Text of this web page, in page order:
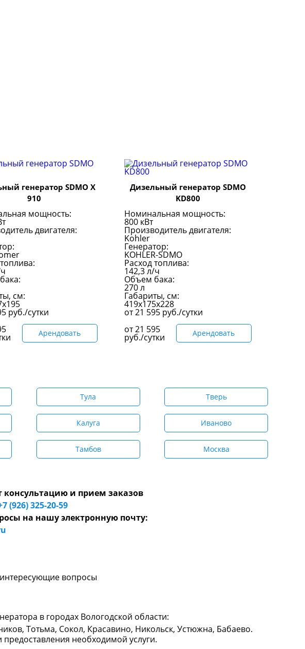
генератор SDMO X
910
мощность:
двигателя:
см:
руб./сутки
Арендовать
Дизельный генератор SDMO
KD800
Номинальная мощность:
800 кВт
Производитель двигателя:
Kohler
Генератор:
KOHLER-SDMO
Расход топлива:
142,3 л/ч
Объем бака:
270 л
Габариты, см:
419x175x228
от21 595 руб./сутки
от21 595
руб./сутки Арендовать
Тула Тверь
Калуга Иваново
Тамбов Москва
и прием заказов
(926) 325-20-59
на нашу электронную почту:
вопросы
в городах Вологодской области:
Тотьма, Сокол, Красавино, Никольск, Устюжна, Бабаево.
необходимой услуги.